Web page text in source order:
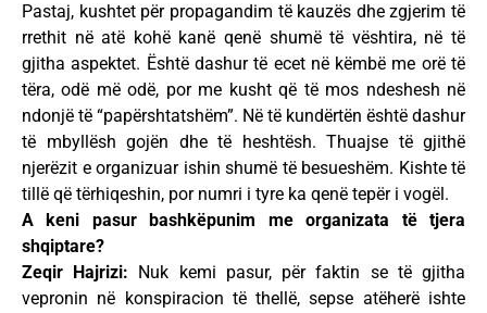
Pastaj, kushtet për propagandim të kauzës dhe zgjerim të
rrethit në atë kohë kanë qenë shumë të vështira, në të
gjitha aspektet. Është dashur të ecet në këmbë me orë të
tëra, odë më odë, por me kusht që të mos ndeshesh në
ndonjë të “papërshtatshëm”. Në të kundërtën është dashur
të mbyllësh gojën dhe të heshtësh. Thuajse të gjithë
njerëzit e organizuar ishin shumë të besueshëm. Kishte të
tillë që tërhiqeshin, por numri i tyre ka qenë tepër i vogël.
A keni pasur bashkëpunim me organizata të tjera
shqiptare?
Zeqir Hajrizi: Nuk kemi pasur, për faktin se të gjitha
vepronin në konspiracion të thellë, sepse atëherë ishte